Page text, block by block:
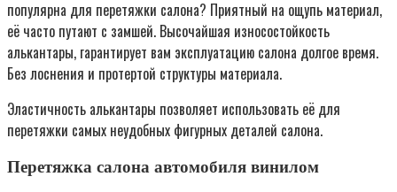
популярна для перетяжки салона? Приятный на ощупь материал,
её часто путают с замшей. Высочайшая износостойкость
алькантары, гарантирует вам эксплуатацию салона долгое время.
Без лоснения и протертой структуры материала.
Эластичность алькантары позволяет использовать её для
перетяжки самых неудобных фигурных деталей салона.
Перетяжка салона автомобиля винилом